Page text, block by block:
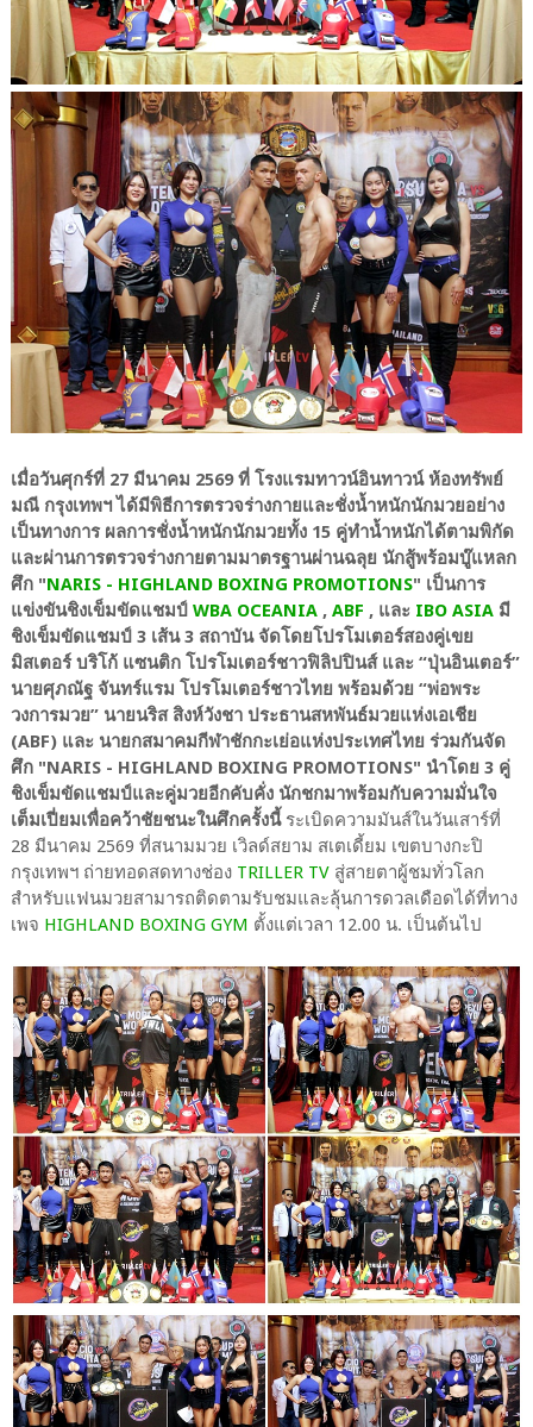
เมื่อวันศุกร์ที่ 27 มีนาคม 2569 ที่ โรงแรมทาวน์อินทาวน์ ห้องทรัพย์
มณี กรุงเทพฯ ได้มีพิธีการตรวจร่างกายและชั่งน้ำหนักนักมวยอย่าง
เป็นทางการ ผลการชั่งน้ำหนักนักมวยทั้ง 15 คู่ทำน้ำหนักได้ตามพิกัด
และผ่านการตรวจร่างกายตามมาตรฐานผ่านฉลุย นักสู้พร้อมบู๊แหลก
ศึก "NARIS - HIGHLAND BOXING PROMOTIONS" เป็นการ
แข่งขันชิงเข็มขัดแชมป์ WBA OCEANIA, ABF , และ IBO ASIAมี
ชิงเข็มขัดแชมป์ 3 เส้น 3 สถาบัน จัดโดยโปรโมเตอร์สองคู่เขย
มิสเตอร์ บริโก้ แซนติก โปรโมเตอร์ชาวฟิลิปปินส์ และ “ปุ่นอินเตอร์”
นายศุภณัฐ จันทร์แรม โปรโมเตอร์ชาวไทย พร้อมด้วย “พ่อพระ
วงการมวย” นายนริส สิงห์วังชา ประธานสหพันธ์มวยแห่งเอเชีย
(ABF) และ นายกสมาคมกีฬาชักกะเย่อแห่งประเทศไทย ร่วมกันจัด
ศึก "NARIS - HIGHLAND BOXING PROMOTIONS" นำโดย 3 คู่
ชิงเข็มขัดแชมป์และคู่มวยอีกคับคั่ง นักชกมาพร้อมกับความมั่นใจ
เต็มเปี่ยมเพื่อคว้าชัยชนะในศึกครั้งนี้ระเบิดความมันส์ในวันเสาร์ที่
28 มีนาคม 2569 ที่สนามมวย เวิลด์สยาม สเตเดี้ยม เขตบางกะปิ
กรุงเทพฯ ถ่ายทอดสดทางช่อง TRILLER TVสู่สายตาผู้ชมทั่วโลก
สำหรับแฟนมวยสามารถติดตามรับชมและลุ้นการดวลเดือดได้ที่ทาง
เพจ HIGHLAND BOXING GYM ตั้งแต่เวลา 12.00 น. เป็นต้นไป